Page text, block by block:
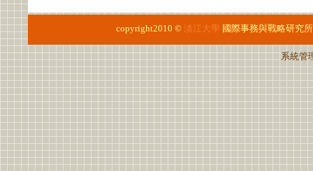
copyright2010 © 淡江大學 國際事務與戰略研究所
系統管